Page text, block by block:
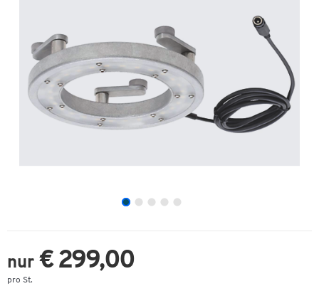
nur € 299,00
pro St.